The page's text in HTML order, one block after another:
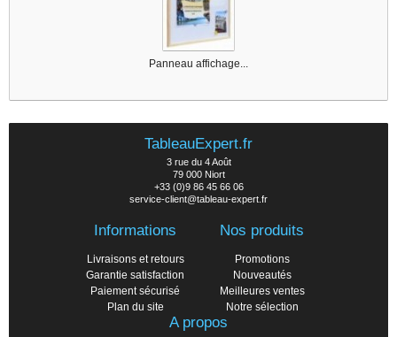
Panneau affichage...
TableauExpert.fr
3 rue du 4 Août
79 000 Niort
+33 (0)9 86 45 66 06
service-client@tableau-expert.fr
Informations
Livraisons et retours
Garantie satisfaction
Paiement sécurisé
Plan du site
Nos produits
Promotions
Nouveautés
Meilleures ventes
Notre sélection
A propos